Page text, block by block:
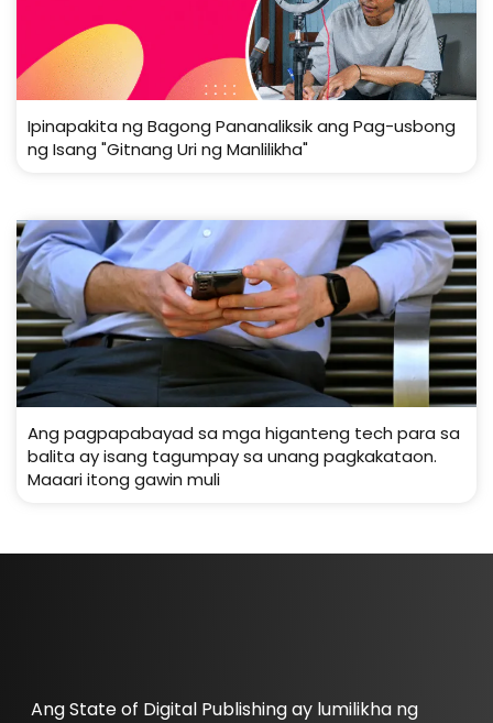
Ipinapakita ng Bagong Pananaliksik ang Pag-usbong
ng Isang "Gitnang Uri ng Manlilikha"
Ang pagpapabayad sa mga higanteng tech para sa
balita ay isang tagumpay sa unang pagkakataon.
Maaari itong gawin muli
Ang State of Digital Publishing ay lumilikha ng